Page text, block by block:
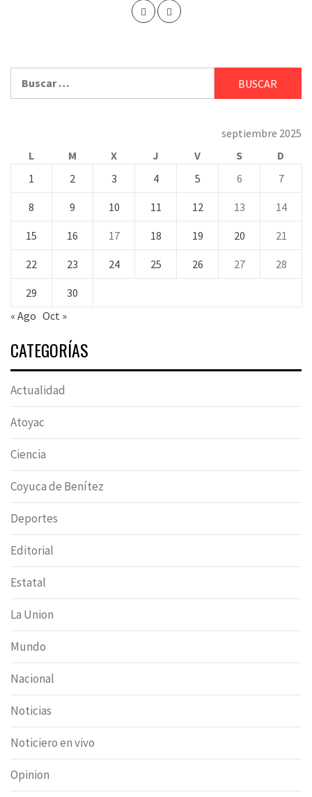
septiembre 2025
L
M X J V S
D
1
2 3 4 5 6 7
8 9 10 11 12 13 14
15 16 17 18 19 20 21
22 23 24 25 26 27 28
29
30
« Ago Oct »
CATEGORÍAS
Actualidad
Atoyac
Ciencia
Coyuca de Benítez
Deportes
Editorial
Estatal
La Union
Mundo
Nacional
Noticias
Noticiero en vivo
Opinion